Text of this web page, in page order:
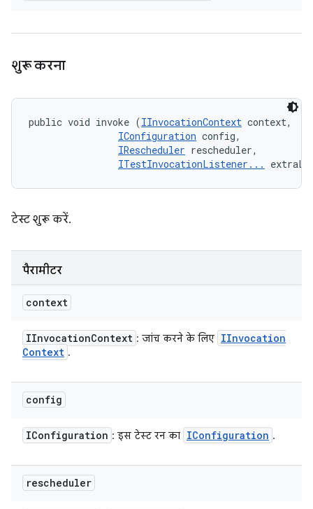
शुरू करना
public void invoke (IInvocationContext context,
IConfiguration config,
IRescheduler rescheduler,
ITestInvocationListener...
टेस्ट शुरू करें.
पैरामीटर
context
IInvocationContext : जांच करने के लिए IInvocation
Context .
config
IConfiguration : इस टेस्ट रन का IConfiguration .
rescheduler